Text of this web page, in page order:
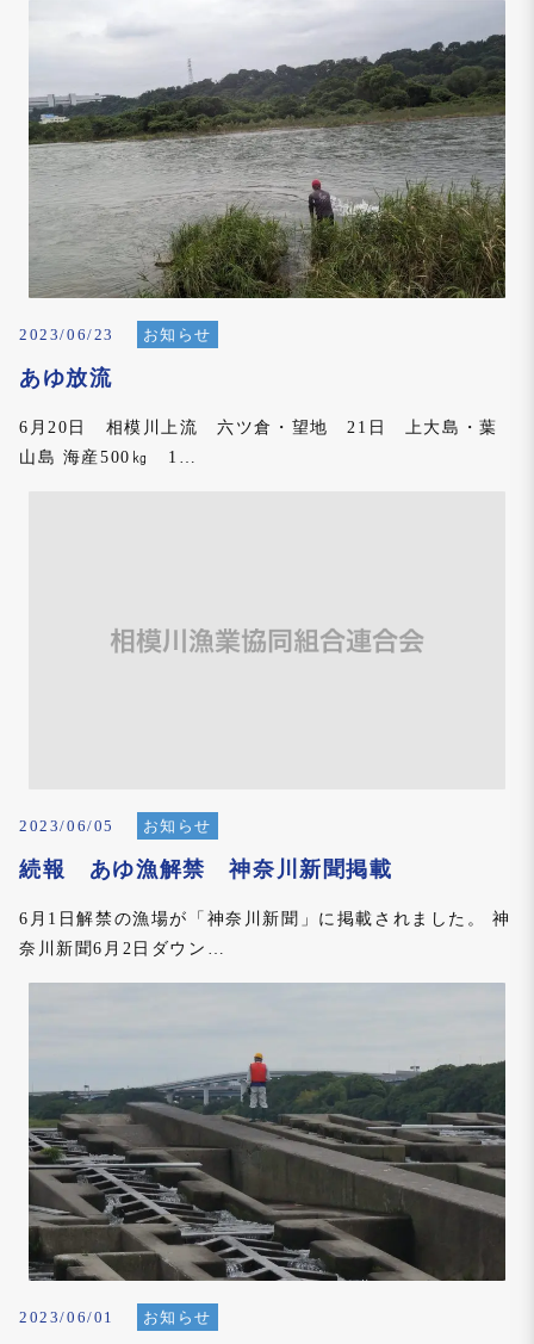
2023/06/23 お知らせ
あゆ放流
6月20日 相模川上流 六ツ倉・望地 21日 上大島・葉
山島 海産500㎏ 1…
2023/06/05 お知らせ
続報 あゆ漁解禁 神奈川新聞掲載
6月1日解禁の漁場が「神奈川新聞」に掲載されました。 神
奈川新聞6月2日ダウン…
2023/06/01 お知らせ